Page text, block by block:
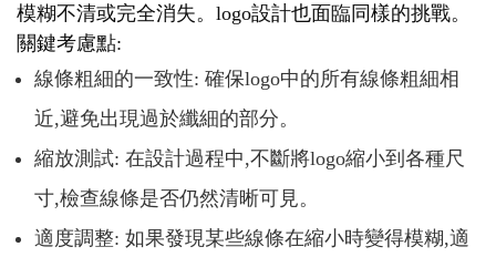
模糊不清或完全消失。logo設計也面臨同樣的挑戰。
關鍵考慮點:
線條粗細的一致性: 確保logo中的所有線條粗細相
近,避免出現過於纖細的部分。
縮放測試: 在設計過程中,不斷將logo縮小到各種尺
寸,檢查線條是否仍然清晰可見。
適度調整: 如果發現某些線條在縮小時變得模糊,適